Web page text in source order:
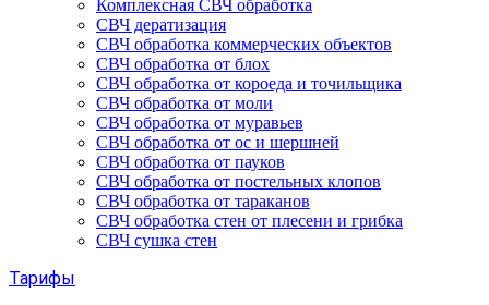
Комплексная СВЧ обработка
СВЧ дератизация
СВЧ обработка коммерческих объектов
СВЧ обработка от блох
СВЧ обработка от короеда и точильщика
СВЧ обработка от моли
СВЧ обработка от муравьев
СВЧ обработка от ос и шершней
СВЧ обработка от пауков
СВЧ обработка от постельных клопов
СВЧ обработка от тараканов
СВЧ обработка стен от плесени и грибка
СВЧ сушка стен
Тарифы